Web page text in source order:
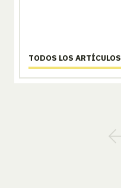
TODOS LOS ARTÍCULOS